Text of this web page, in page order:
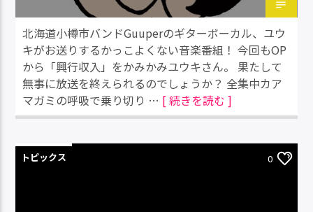
北海道小樽市バンドGuuperのギターボーカル、ユウ
キがお送りするかっこよくない音楽番組！ 今回もOP
から「興行収入」をかみかみユウキさん。 果たして
無事に放送を終えられるのでしょうか？ 全集中カア
マガミの呼吸で乗り切り … [ 続きを読む ]
トピックス 0